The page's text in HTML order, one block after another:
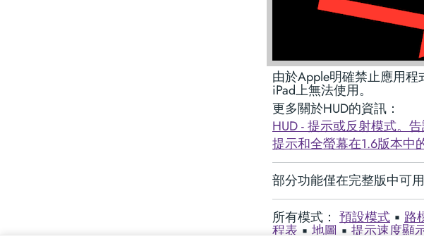
由於Apple明確禁止應用
iPad上無法使用。
更多關於HUD的資訊：
HUD - 提示或反射模式。告
提示和全螢幕在1.6版本中
部分功能僅在完整版中可用
所有模式： 預設模式 ▪︎ 路
程表▪︎地圖▪︎提示速度顯